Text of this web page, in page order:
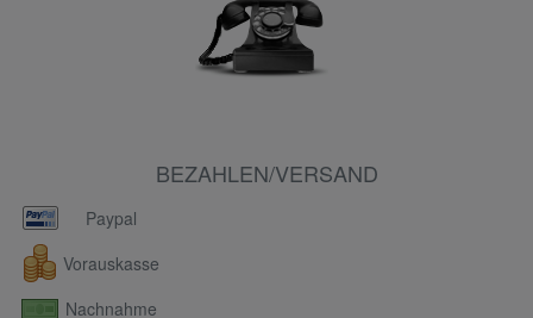
BEZAHLEN/VERSAND
Paypal
Vorauskasse
Nachnahme